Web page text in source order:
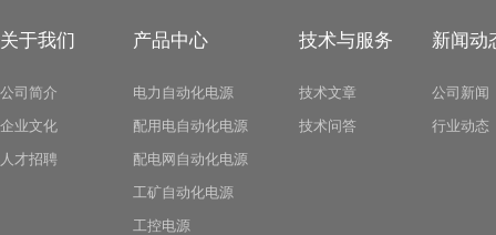
关于我们
公司简介
企业文化
人才招聘
产品中心
电力自动化电源
配用电自动化电源
配电网自动化电源
工矿自动化电源
工控电源
技术与服务
技术文章
技术问答
新闻动
公司新闻
行业动态